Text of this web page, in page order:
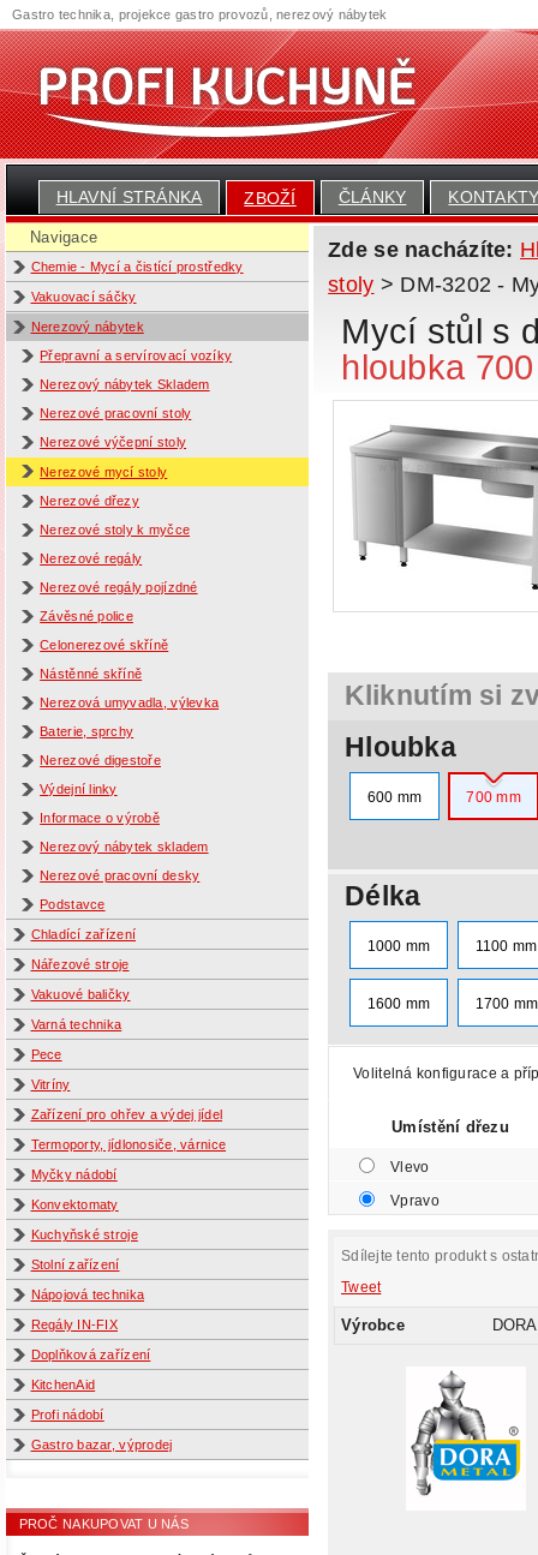
HLAVNÍ STRÁNKA ZBOŽÍ ČLÁNKY
Navigace
Chemie - Mycí a čistící prostředky
Vakuovací sáčky
Nerezový nábytek
Přepravní a servírovací vozíky
Nerezový nábytek Skladem
Nerezové pracovní stoly
Nerezové výčepní stoly
Nerezové mycí stoly
Nerezové dřezy
Nerezové stoly k myčce
Nerezové regály
Nerezové regály pojízdné
Závěsné police
Celonerezové skříně
Nástěnné skříně
Nerezová umyvadla, výlevka
Baterie, sprchy
Nerezové digestoře
Výdejní linky
Informace o výrobě
Nerezový nábytek skladem
Nerezové pracovní desky
Podstavce
Chladící zařízení
Nářezové stroje
Vakuové baličky
Varná technika
Pece
Vitríny
Zařízení pro ohřev a výdej jídel
Termoporty, jídlonosiče, várnice
Myčky nádobí
Konvektomaty
Kuchyňské stroje
Stolní zařízení
Nápojová technika
Regály IN-FIX
Doplňková zařízení
KitchenAid
Profi nádobí
Gastro bazar, výprodej
PROČ NAKUPOVAT U NÁS
Zde se nacházíte:
stoly > DM-3202 -
Mycí stůl s
hloubka
Kliknutím si
Hloubka
600 mm 700 mm
Délka
1000 mm 1100 mm
1600 mm 1700 mm
Volitelná konfigurace a
Umístění dřezu
Vlevo
Vpravo
Sdílejte tento produkt s
Tweet
Výrobce
Gastro technika, projekce gastro provozů, nerezový nábytek